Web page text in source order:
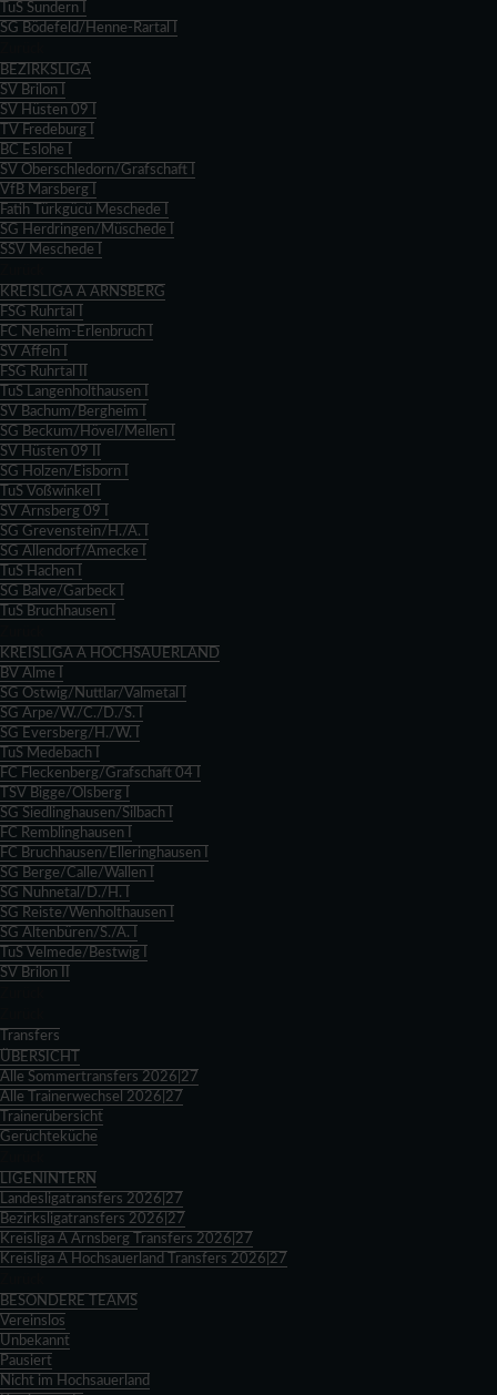
TuS Sundern I
SG Bödefeld/Henne-Rartal I
BEZIRKSLIGA
SV Brilon I
SV Hüsten 09 I
TV Fredeburg I
BC Eslohe I
SV Oberschledorn/Grafschaft I
VfB Marsberg I
Fatih Türkgücü Meschede I
SG Herdringen/Müschede I
SSV Meschede I
KREISLIGA A ARNSBERG
FSG Ruhrtal I
FC Neheim-Erlenbruch I
SV Affeln I
FSG Ruhrtal II
TuS Langenholthausen I
SV Bachum/Bergheim I
SG Beckum/Hövel/Mellen I
SV Hüsten 09 II
SG Holzen/Eisborn I
TuS Voßwinkel I
SV Arnsberg 09 I
SG Grevenstein/H./A. I
SG Allendorf/Amecke I
TuS Hachen I
SG Balve/Garbeck I
TuS Bruchhausen I
KREISLIGA A HOCHSAUERLAND
BV Alme I
SG Ostwig/Nuttlar/Valmetal I
SG Arpe/W./C./D./S. I
SG Eversberg/H./W. I
TuS Medebach I
FC Fleckenberg/Grafschaft 04 I
TSV Bigge/Olsberg I
SG Siedlinghausen/Silbach I
FC Remblinghausen I
FC Bruchhausen/Elleringhausen I
SG Berge/Calle/Wallen I
SG Nuhnetal/D./H. I
SG Reiste/Wenholthausen I
SG Altenbüren/S./A. I
TuS Velmede/Bestwig I
SV Brilon II
Transfers
ÜBERSICHT
Alle Sommertransfers 2026|27
Alle Trainerwechsel 2026|27
Trainerübersicht
Gerüchteküche
LIGENINTERN
Landesligatransfers 2026|27
Bezirksligatransfers 2026|27
Kreisliga A Arnsberg Transfers 2026|27
Kreisliga A Hochsauerland Transfers 2026|27
BESONDERE TEAMS
Vereinslos
Unbekannt
Pausiert
Nicht im Hochsauerland